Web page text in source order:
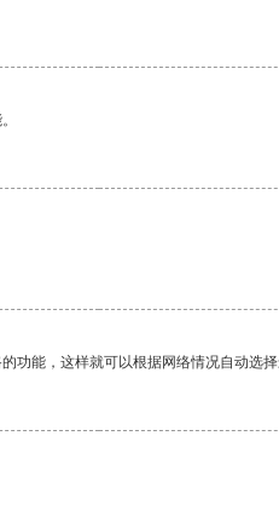
能，这样就可以根据网络情况自动选